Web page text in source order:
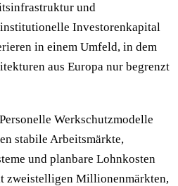
und
Investorenkapital
in einem Umfeld, in dem
aus Europa nur begrenzt
Werkschutzmodelle
stabile Arbeitsmärkte,
und planbare Lohnkosten
zweistelligen Millionenmärkten,